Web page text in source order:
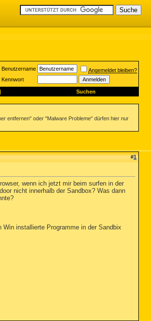
Benutzername
Angemeldet bleiben?
Kennwort
Suchen
entfernen" oder "Malware Probleme" dürfen hier nur
#1
wenn ich jetzt mir beim surfen in der
nicht innerhalb der Sandbox? Was dann
installierte Programme in der Sandbix